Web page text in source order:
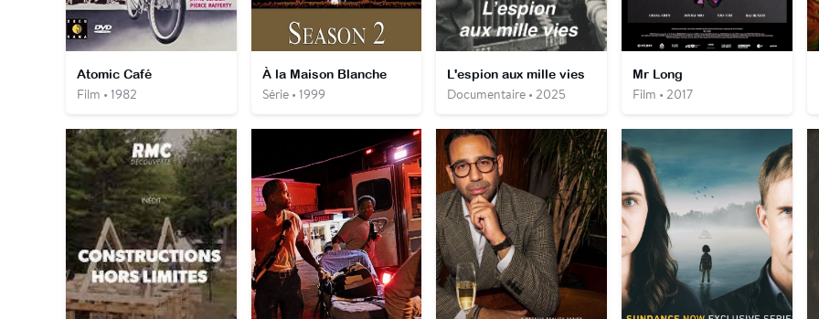
Atomic Café
Film • 1982
À la Maison Blanche
Série • 1999
L'espion aux mille vies
Documentaire • 2025
Mr Long
Film • 2017